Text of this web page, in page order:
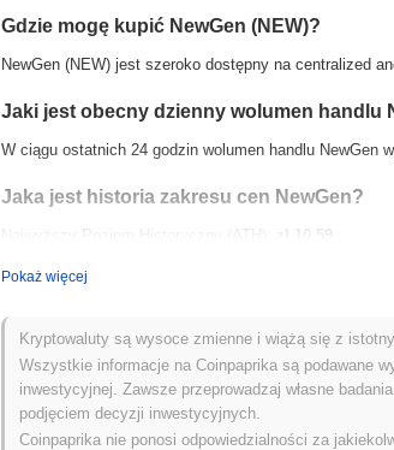
Gdzie mogę kupić NewGen (NEW)?
NewGen (NEW) jest szeroko dostępny na centralized
Jaki jest obecny dzienny wolumen handlu
W ciągu ostatnich 24 godzin wolumen handlu NewGen
Jaka jest historia zakresu cen NewGen?
Najwyższy Poziom Historyczny (ATH):
zł 10.59
Jak NewGen radzi sobie w porównaniu z
W ciągu ostatnich 7 dni NewGen zyskał 0.00%,
to na silną wydajność akcji cenowej NEW w stosunku
Pokaż więcej
Kryptowaluty są wysoce zmienne i wiążą się z
Wszystkie informacje na Coinpaprika są podawane
inwestycyjnej. Zawsze przeprowadzaj własne
podjęciem decyzji inwestycyjnych.
Coinpaprika nie ponosi odpowiedzialności za